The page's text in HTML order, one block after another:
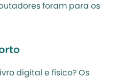
foram para os
digital e físico? Os